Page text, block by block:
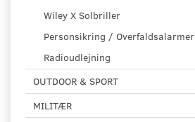
Wiley X Solbriller
Personsikring / Overfaldsalarmer
Radioudlejning
OUTDOOR & SPORT
MILITÆR